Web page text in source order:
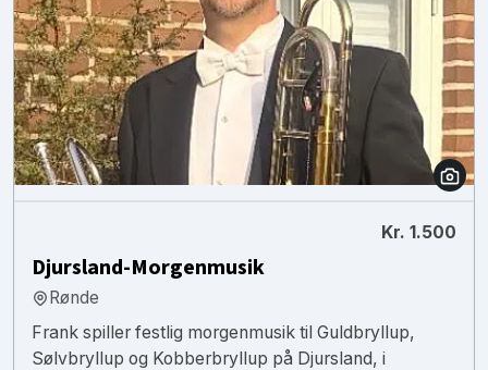
Kr. 1.500
Djursland-Morgenmusik
Rønde
Frank spiller festlig morgenmusik til Guldbryllup,
Sølvbryllup og Kobberbryllup på Djursland, i